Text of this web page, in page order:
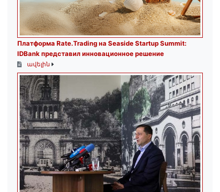
Платформа Rate.Trading на Seaside Startup Summit:
IDBank представил инновационное решение
ավելին